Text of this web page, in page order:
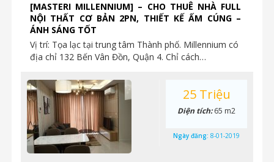
[MASTERI MILLENNIUM] – CHO THUÊ NHÀ FULL
NỘI THẤT CƠ BẢN 2PN, THIẾT KẾ ẤM CÚNG –
ÁNH SÁNG TỐT
Vị trí: Tọa lạc tại trung tâm Thành phố. Millennium có
địa chỉ 132 Bến Vân Đồn, Quận 4. Chỉ cách…
25 Triệu
Diện tích:65 m2
Ngày đăng: 8-01-2019